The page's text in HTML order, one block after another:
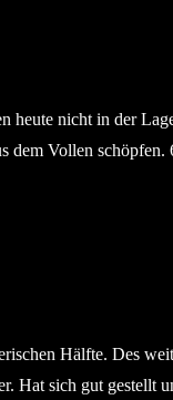
heute nicht in der
dem Vollen
Hälfte. Des
Hat sich gut gestellt